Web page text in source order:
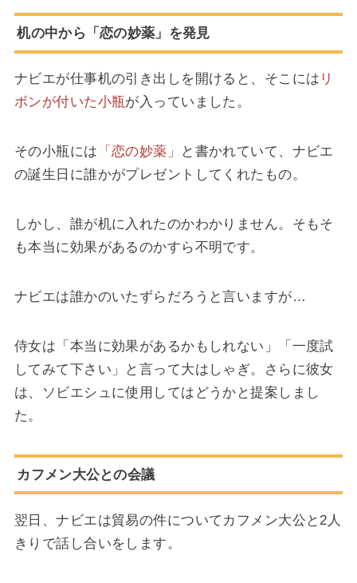
机の中から「恋の妙薬」を発見
ナビエが仕事机の引き出しを開けると、そこには リ
ボンが付いた小瓶が入っていました。
その小瓶には 「恋の妙薬」
と書かれていて、ナビエ
の誕生日に誰かがプレゼントしてくれたもの。
しかし、誰が机に入れたのかわかりません。そもそ
も本当に効果があるのかすら不明です。
ナビエは誰かのいたずらだろうと言いますが…
侍女は「本当に効果があるかもしれない」「一度試
してみて下さい」と言って大はしゃぎ。さらに彼女
は、ソビエシュに使用してはどうかと提案しまし
た。
カフメン大公との会議
翌日、ナビエは貿易の件についてカフメン大公と2人
きりで話し合いをします。